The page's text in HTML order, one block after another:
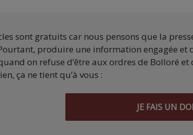
sont gratuits car nous pensons que la
produire une information engagée et
on refuse d’être aux ordres de Bolloré et
ça ne tient qu’à vous :
JE FAIS UN